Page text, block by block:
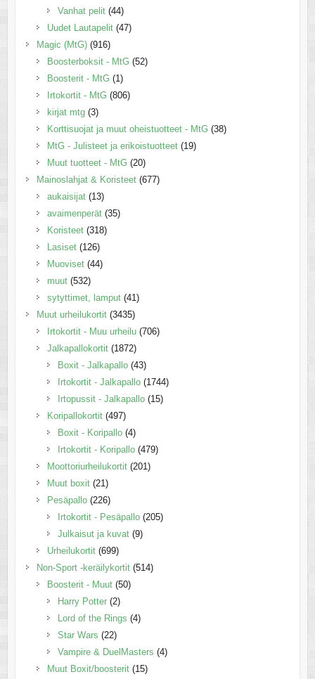
Vanhat pelit (44)
Uudet Lautapelit (47)
Magic (MtG) (916)
Boosterboksit - MtG (52)
Boosterit - MtG (1)
Irtokortit - MtG (806)
kirjat mtg (3)
Korttisuojat ja muut oheistuotteet - MtG (38)
MtG - Julisteet ja erikoistuotteet (19)
Muut tuotteet - MtG (20)
Mainoslahjat & Koristeet (677)
aukaisijat (13)
avaimenperät (35)
Koristeet (318)
Lasiset (126)
Muoviset (44)
muut (532)
sytyttimet, lamput (41)
Muut urheilukortit (3435)
Irtokortit - Muu urheilu (706)
Jalkapallokortit (1872)
Boxit - Jalkapallo (43)
Irtokortit - Jalkapallo (1744)
Irtopussit - Jalkapallo (15)
Koripallokortit (497)
Boxit - Koripallo (4)
Irtokortit - Koripallo (479)
Moottoriurheilukortit (201)
Muut boxit (21)
Pesäpallo (226)
Irtokortit - Pesäpallo (205)
Julkaisut ja kuvat (9)
Urheilukortit (699)
Non-Sport -keräilykortit (514)
Boosterit - Muut (50)
Harry Potter (2)
Lord of the Rings (4)
Star Wars (22)
Vampire & DuelMasters (4)
Muut Boxit/boosterit (15)